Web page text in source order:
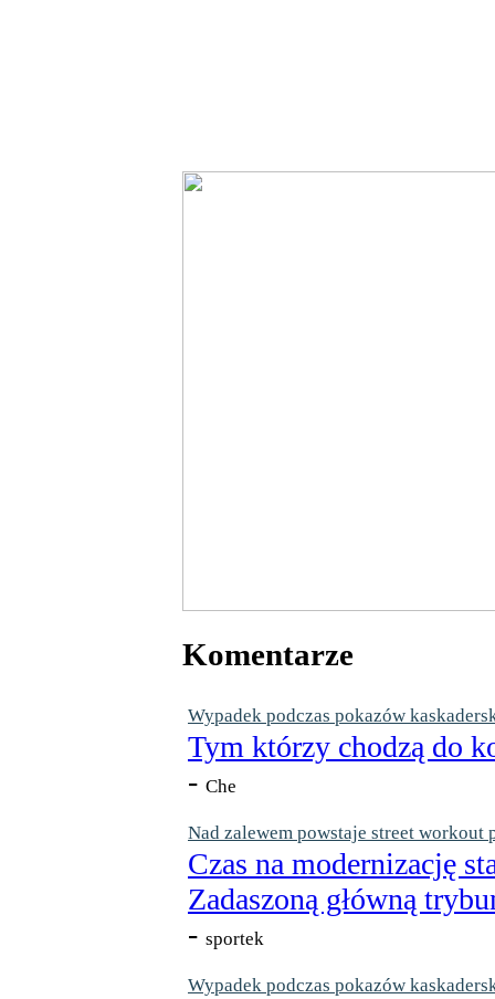
Komentarze
Wypadek podczas pokazów
Tym którzy chodzą do
- Che
Nad zalewem powstaje street workout
Czas na modernizację
Zadaszoną główną
- sportek
Wypadek podczas pokazów